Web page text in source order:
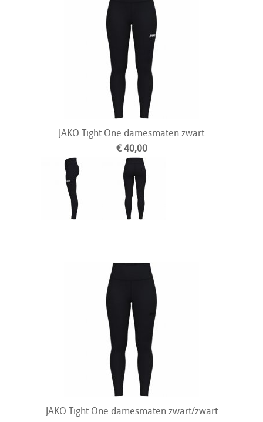
JAKO Tight One damesmaten zwart
€ 40,00
JAKO Tight One damesmaten zwart/zwart